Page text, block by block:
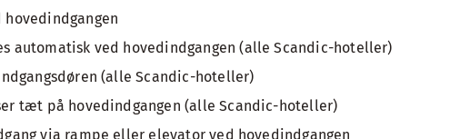
hovedindgangen
automatisk ved hovedindgangen (alle Scandic-hoteller)
(alle Scandic-hoteller)
tæt på hovedindgangen (alle Scandic-hoteller)
via rampe eller elevator ved hovedindgangen